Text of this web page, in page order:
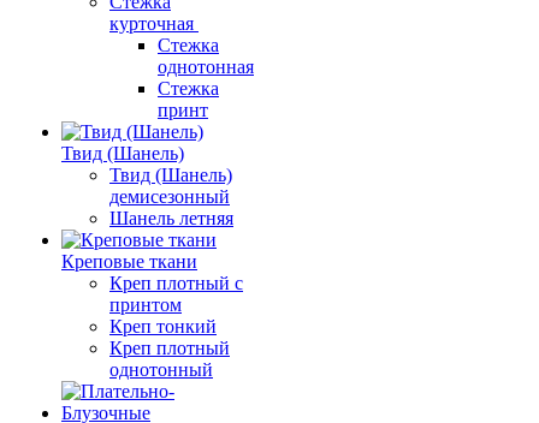
курточная
Стежка
однотонная
Стежка
принт
Твид (Шанель)
Твид (Шанель)
демисезонный
Шанель летняя
Креповые ткани
Креп плотный с
принтом
Креп тонкий
Креп плотный
однотонный